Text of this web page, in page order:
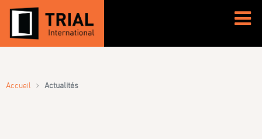
Accueil › Actualités